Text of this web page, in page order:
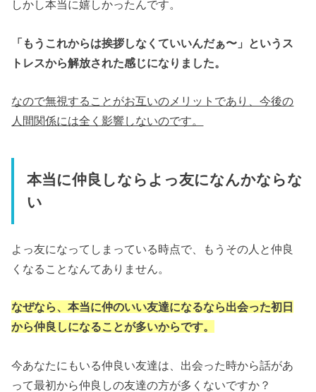
しかし本当に嬉しかったんです。
「もうこれからは挨拶しなくていいんだぁ〜」というス
トレスから解放された感じになりました。
なので無視することがお互いのメリットであり、今後の
人間関係には全く影響しないのです。
本当に仲良しならよっ友になんかならな
い
よっ友になってしまっている時点で、もうその人と仲良
くなることなんてありません。
なぜなら、本当に仲のいい友達になるなら出会った初日
から仲良しになることが多いからです。
今あなたにもいる仲良い友達は、出会った時から話があ
って最初から仲良しの友達の方が多くないですか？